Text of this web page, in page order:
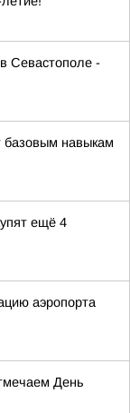
Севастополе -
базовым навыкам
ещё 4
аэропорта
День